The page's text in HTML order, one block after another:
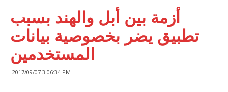
أزمة بين أبل والهند بسبب
تطبيق يضر بخصوصية بيانات
المستخدمين
2017/09/07 3:06:34 PM